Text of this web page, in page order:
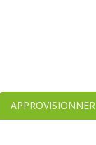
APPROVISIONNER